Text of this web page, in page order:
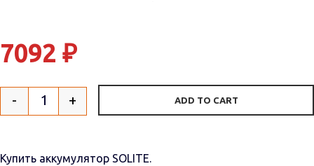
7092 ₽
Quantity
- + ADD TO CART
Купить аккумулятор SOLITE.